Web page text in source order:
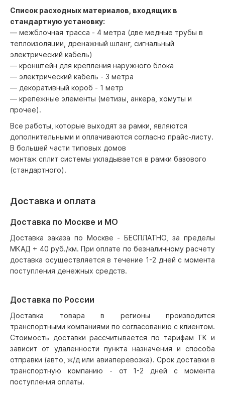
Список расходных материалов, входящих в
стандартную установку:
— межблочная трасса - 4 метра (две медные трубы в
теплоизоляции, дренажный шланг, сигнальный
электрический кабель)
— кронштейн для крепления наружного блока
— электрический кабель - 3 метра
— декоративный короб - 1 метр
— крепежные элементы (метизы, анкера, хомуты и
прочее).
Все работы, которые выходят за рамки, являются
дополнительными и оплачиваются согласно прайс-листу.
В большей части типовых домов
монтаж сплит системы укладывается в рамки базового
(стандартного).
Доставка и оплата
Доставка по Москве и МО
Доставка заказа по Москве - БЕСПЛАТНО, за пределы
МКАД + 40 руб./км. При оплате по безналичному расчету
доставка осуществляется в течение 1-2 дней с момента
поступления денежных средств.
Доставка по России
Доставка товара в регионы производится
транспортными компаниями по согласованию с клиентом.
Стоимость доставки рассчитывается по тарифам ТК и
зависит от удаленности пункта назначения и способа
отправки (авто, ж/д или авиаперевозка). Срок доставки в
транспортную компанию - от 1-2 дней с момента
поступления оплаты.